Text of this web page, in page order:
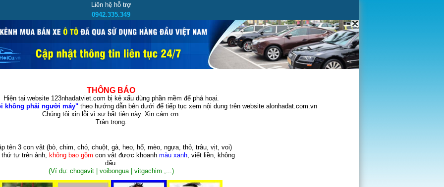
Liên hệ hỗ trợ
0942.335.349
THÔNG BÁO
Hiện tại website 123nhadatviet.com bị kẻ xấu dùng phần mềm để phá hoại.
không phải người máy"theo hướng dẫn bên dưới để tiếp tục xem nội dung trên website alonhadat.com.vn
Chúng tôi xin lỗi vì sự bất tiện này. Xin cám ơn.
Trân trọng.
tên 3 con vật (bò, chim, chó, chuột, gà, heo, hổ, mèo, ngựa, thỏ, trâu, vịt, voi)
thứ tự trên ảnh, không bao gồm con vật được khoanh màu xanh, viết liền, không
dấu.
(Ví dụ: chogavit | voibongua | vitgachim ,...)